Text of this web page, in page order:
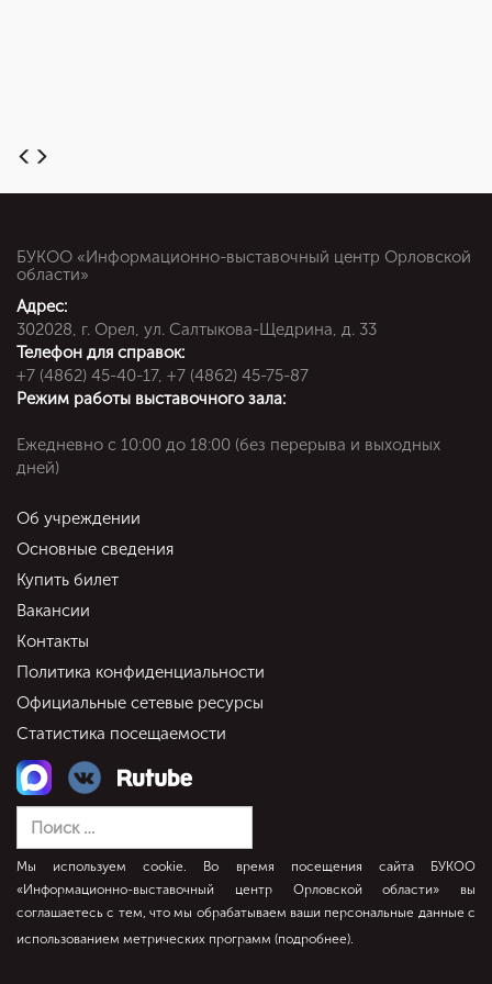
БУКОО «Информационно-выставочный центр Орловской
области»
Адрес:
302028, г. Орел, ул. Салтыкова-Щедрина, д. 33
Телефон для справок:
+7 (4862) 45-40-17, +7 (4862) 45-75-87
Режим работы выставочного зала:
Ежедневно c 10:00 до 18:00 (без перерыва и выходных
дней)
Об учреждении
Основные сведения
Купить билет
Вакансии
Контакты
Политика конфиденциальности
Официальные сетевые ресурсы
Статистика посещаемости
Мы используем cookie. Во время посещения сайта БУКОО
«Информационно-выставочный центр Орловской области» вы
соглашаетесь с тем, что мы обрабатываем ваши персональные данные с
использованием метрических программ (подробнее).